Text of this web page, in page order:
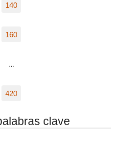
140
160
…
420
clave